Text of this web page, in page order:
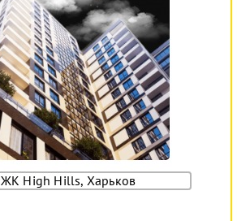
ЖК High Hills, Харьков